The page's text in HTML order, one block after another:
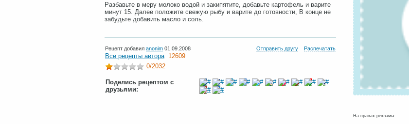
Разбавьте в меру молоко водой и закипятите, добавьте картофель и варите
минут 15. Далее положите свежую рыбу и варите до готовности, В конце не
забудьте добавить масло и соль.
Рецепт добавил anonim 01.09.2008 Отправить другу Распечатать
Все рецепты автора 12609
0/2032
Поделись рецептом с
друзьями:
На правах рекламы: